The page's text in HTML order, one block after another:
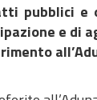
pubblici e
e di